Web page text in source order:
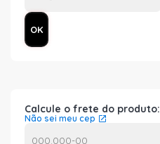
Calcule o frete do produto:
Não sei meu cep